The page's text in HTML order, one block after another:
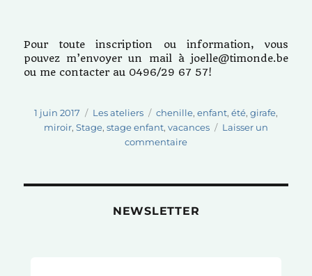
Pour toute inscription ou information, vous
pouvez m’envoyer un mail à joelle@timonde.be
ou me contacter au 0496/29 67 57!
Publié
1 juin 2017 Catégories
Les ateliers Étiquettes
chenille, enfant, été, girafe,
miroir, Stage, stage enfant, vacances
Laisser un
commentairesur
NEWSLETTER